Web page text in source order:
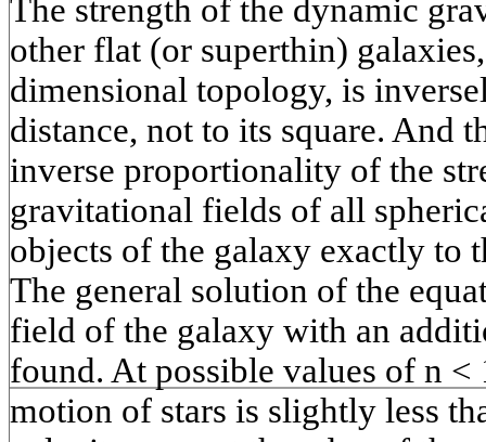
The strength of the dynamic
other flat (or superthin)
dimensional topology, is
distance, not to its square. And
inverse proportionality of the
gravitational fields of all
objects of the galaxy exactly to
The general solution of the
field of the galaxy with an
found. At possible values of n
motion of stars is slightly less